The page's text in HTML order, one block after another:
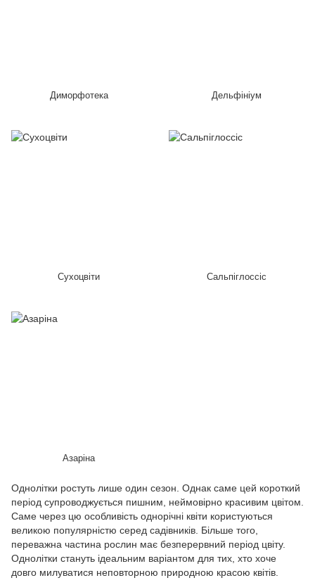
Однолітки ростуть лише один сезон. Однак саме цей короткий
період супроводжується пишним, неймовірно красивим цвітом.
Саме через цю особливість однорічні квіти користуються
великою популярністю серед садівників. Більше того,
переважна частина рослин має безперервний період цвіту.
Однолітки стануть ідеальним варіантом для тих, хто хоче
довго милуватися неповторною природною красою квітів.
Диморфотека Дельфініум
Сухоцвіти Сальпіглоссіс
Азаріна